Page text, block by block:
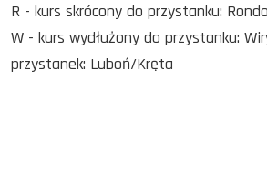
R - kurs skrócony do przystanku:
W - kurs wydłużony do przystanku:
przystanek: Luboń/Kręta